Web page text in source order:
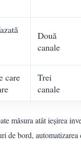
Două
canale
care
Trei
canale
măsura atât ieșirea
bord,